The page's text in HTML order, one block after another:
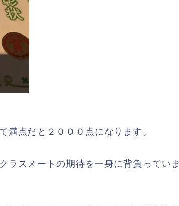
満点だと２０００点になります。
ラスメートの期待を一身に背負っていま